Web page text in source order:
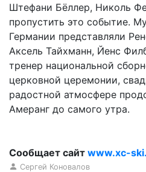
Штефани Бёллер, Николь
пропустить это событие.
Германии представляли
Аксель Тайхманн, Йенс
тренер национальной
церковной церемонии,
радостной атмосфере
Амеранг до самого утра.
Сообщает сайт www.xc-
Сергей Коновалов